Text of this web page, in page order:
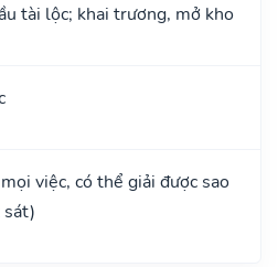
tài lộc; khai trương, mở kho
việc, có thể giải được sao